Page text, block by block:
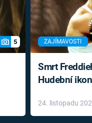
5 ZAJÍMAVOSTI
Smrt
Hudební
léky
24. listopadu